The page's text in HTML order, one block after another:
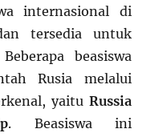
internasional di
tersedia untuk
beasiswa
Rusia melalui
yaitu Russia
. Beasiswa ini